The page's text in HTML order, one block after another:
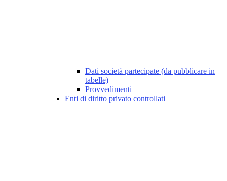
Dati società partecipate (da pubblicare in
tabelle)
Provvedimenti
Enti di diritto privato controllati